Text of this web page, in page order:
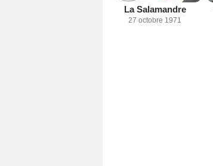
La Salamandre
27 octobre 1971